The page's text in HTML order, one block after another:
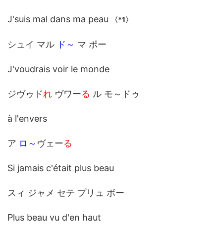
J'suis mal dans ma peau 〈*1〉
シュイ マル ド～ マ ポー
J'voudrais voir le monde
ジヴゥドれ ヴワーる ル モ～ドゥ
à l'envers
ア ロ～ ヴェーる
Si jamais c'était plus beau
スィ ジャメ セテ プリュ ボー
Plus beau vu d'en haut